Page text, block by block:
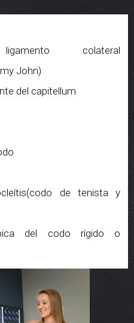
colateral
John)
del capitellum
de tenista y
del codo rígido o